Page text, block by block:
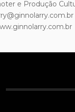
e Produção